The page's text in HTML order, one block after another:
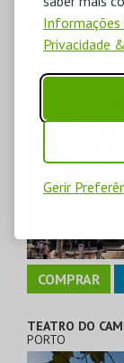
Informações
Privacidade
Gerir
TEATRO
PORTO
COMPRAR
TEATRO DO
PORTO